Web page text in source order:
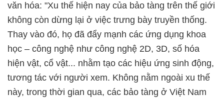
văn hóa: "Xu thế hiện nay của bảo tàng trên thế giới
không còn dừng lại ở việc trưng bày truyền thống.
Thay vào đó, họ đã đẩy mạnh các ứng dụng khoa
học – công nghệ như công nghệ 2D, 3D, số hóa
hiện vật, cổ vật... nhằm tạo các hiệu ứng sinh động,
tương tác với người xem. Không nằm ngoài xu thế
này, trong thời gian qua, các bảo tàng ở Việt Nam